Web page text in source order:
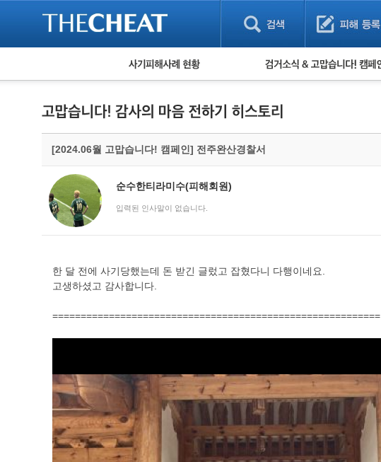
피해사례 현황
게임 · 비실물 피해사례
보이스피싱 피해사례
유해사이트 목록
비공개 피해사례
워킹홀리데이 피해사례
검거 소식
[2024.06월 고맙습니다! 캠페인] 전주완산경찰서
순수한티라미수(피해회원)
입력된 인사말이 없습니다.
한 달 전에 사기당했는데 돈 받긴 글렀고 잡혔다니 다행이네요.
고생하셨고 감사합니다.
==========================================================